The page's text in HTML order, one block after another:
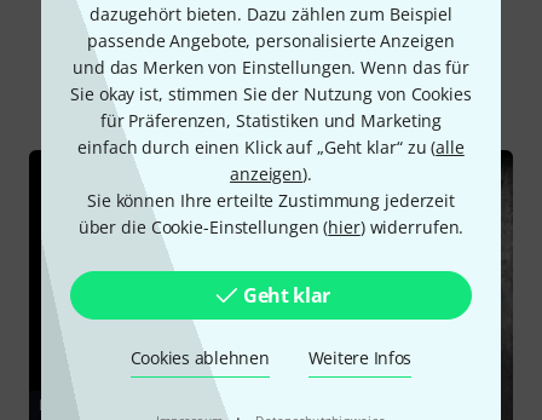
dazugehört bieten. Dazu zählen zum Beispiel
passende Angebote, personalisierte Anzeigen
und das Merken von Einstellungen. Wenn das für
Sie okay ist, stimmen Sie der Nutzung von Cookies
für Präferenzen, Statistiken und Marketing
einfach durch einen Klick auf „Geht klar“ zu (alle
anzeigen).
Sie können Ihre erteilte Zustimmung jederzeit
über die Cookie-Einstellungen (hier) widerrufen.
Geht klar
Cookies ablehnen Weitere Infos
Schon gewusst?
Alle Ratgeber Downloads
RATGEBER